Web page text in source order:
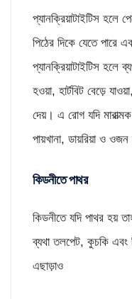
প্যানক্রিয়াটাইটিস হলে
পিঠের দিকে যেতে পারে
প্যানক্রিয়াটাইটিস হলে
হওয়া, হার্টবিট বেড়ে
দেয়। এ রোগ যদি
পায়খানা, ডায়রিয়া ও
কিডনীতে পাথর
কিডনীতে যদি পাথর হয়
ব্যথা তলপেট, কুচকি এবং
এছাড়াও